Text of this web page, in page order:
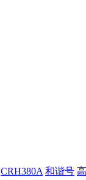
CRH380A 和谐号